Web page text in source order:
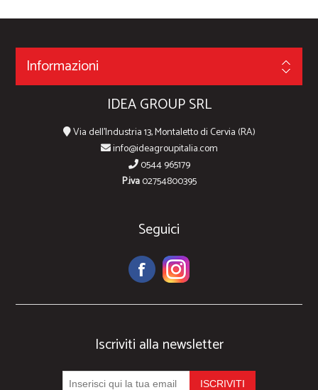
Informazioni
IDEA GROUP SRL
Via dell'Industria 13, Montaletto di Cervia (RA)
info@ideagroupitalia.com
0544 965179
P.iva02754800395
Seguici
Iscriviti alla newsletter